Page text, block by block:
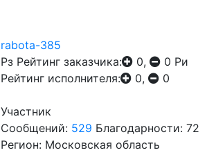
rabota-385
Рз Рейтинг заказчика: 0, 0 Ри
Рейтинг исполнителя:
0, 0
Участник
Сообщений: 529 Благодарности: 72
Регион: Московская область